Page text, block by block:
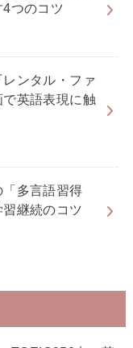
つのコツ
レンタル・ファ
英語表現に触
多言語習得
継続のコツ